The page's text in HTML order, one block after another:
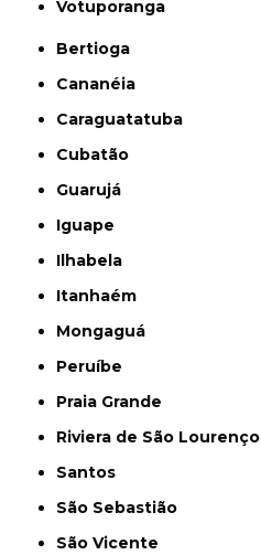
Votuporanga
Bertioga
Cananéia
Caraguatatuba
Cubatão
Guarujá
Iguape
Ilhabela
Itanhaém
Mongaguá
Peruíbe
Praia Grande
Riviera de São Lourenço
Santos
São Sebastião
São Vicente